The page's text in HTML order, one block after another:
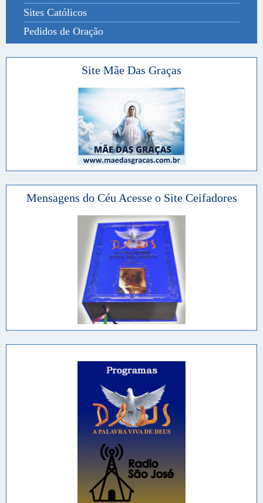
Sites Católicos
Pedidos de Oração
Site Mãe Das Graças
Mensagens do Céu Acesse o Site Ceifadores